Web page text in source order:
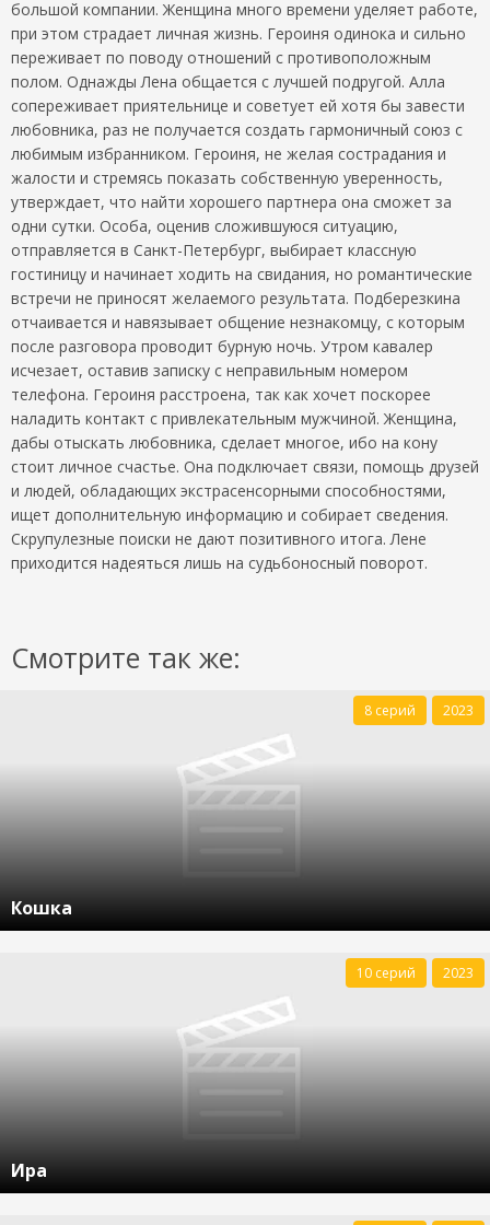
большой компании. Женщина много времени уделяет работе,
при этом страдает личная жизнь. Героиня одинока и сильно
переживает по поводу отношений с противоположным
полом. Однажды Лена общается с лучшей подругой. Алла
сопереживает приятельнице и советует ей хотя бы завести
любовника, раз не получается создать гармоничный союз с
любимым избранником. Героиня, не желая сострадания и
жалости и стремясь показать собственную уверенность,
утверждает, что найти хорошего партнера она сможет за
одни сутки. Особа, оценив сложившуюся ситуацию,
отправляется в Санкт-Петербург, выбирает классную
гостиницу и начинает ходить на свидания, но романтические
встречи не приносят желаемого результата. Подберезкина
отчаивается и навязывает общение незнакомцу, с которым
после разговора проводит бурную ночь. Утром кавалер
исчезает, оставив записку с неправильным номером
телефона. Героиня расстроена, так как хочет поскорее
наладить контакт с привлекательным мужчиной. Женщина,
дабы отыскать любовника, сделает многое, ибо на кону
стоит личное счастье. Она подключает связи, помощь друзей
и людей, обладающих экстрасенсорными способностями,
ищет дополнительную информацию и собирает сведения.
Скрупулезные поиски не дают позитивного итога. Лене
приходится надеяться лишь на судьбоносный поворот.
Смотрите так же:
Кошка
8 серий 2023
Ира
10 серий 2023